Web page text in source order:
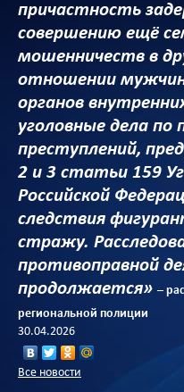
причастность
совершению ещё
мошенничеств в
отношении
органов
уголовные дела по
преступлений,
2 и 3 статьи 159
Российской
следствия
стражу.
противоправной
продолжается» –
региональной полиции
30.04.2026
Все новости